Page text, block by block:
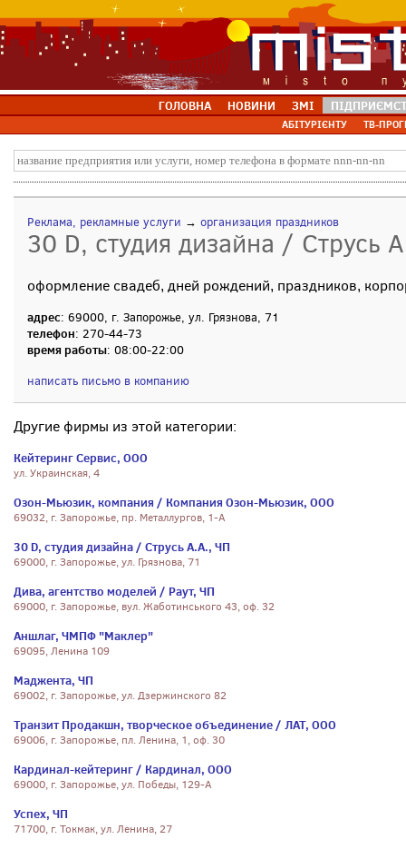
ГОЛОВНА НОВИНИ ЗМІ
АБІТУРІЄНТУ ТВ-
Реклама, рекламные услуги → организация праздников
30 D, студия дизайна / Струсь
оформление свадеб, дней рождений, праздников,
адрес: 69000, г. Запорожье, ул. Грязнова, 71
телефон: 270-44-73
время работы: 08:00-22:00
написать письмо в компанию
Другие фирмы из этой категории:
Кейтеринг Сервис, ООО
ул. Украинская, 4
Озон-Мьюзик, компания / Компания Озон-Мьюзик, ООО
69032, г. Запорожье, пр. Металлургов, 1-А
30 D, студия дизайна / Струсь А.А., ЧП
69000, г. Запорожье, ул. Грязнова, 71
Дива, агентство моделей / Раут, ЧП
69000, г. Запорожье, вул. Жаботинського 43, оф. 32
Аншлаг, ЧМПФ "Маклер"
69095, Ленина 109
Маджента, ЧП
69002, г. Запорожье, ул. Дзержинского 82
Транзит Продакшн, творческое объединение / ЛАТ, ООО
69006, г. Запорожье, пл. Ленина, 1, оф. 30
Кардинал-кейтеринг / Кардинал, ООО
69000, г. Запорожье, ул. Победы, 129-А
Успех, ЧП
71700, г. Токмак, ул. Ленина, 27